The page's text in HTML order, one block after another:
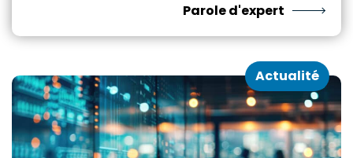
Parole d'expert
Actualité